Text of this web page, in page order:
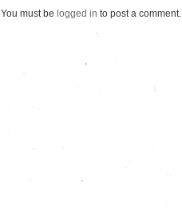
You must be logged in to post a comment.